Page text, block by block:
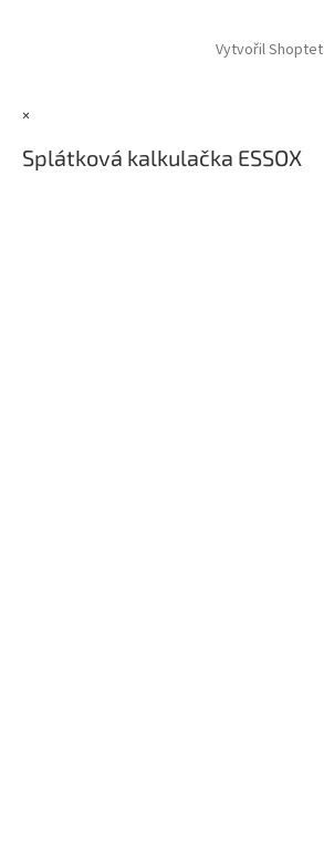
d
r
v
Vytvořil Shoptet
×
Splátková kalkulačka ESSOX